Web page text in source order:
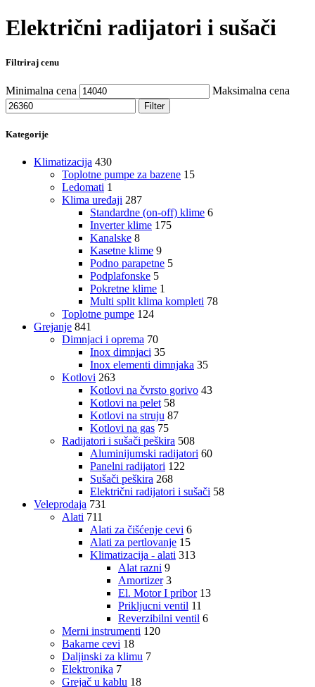
Električni radijatori i sušači
Filtriraj cenu
Minimalna cena Maksimalna cena
Filter
Kategorije
Klimatizacija 430
Toplotne pumpe za bazene 15
Ledomati 1
Klima uređaji 287
Standardne (on-off) klime 6
Inverter klime 175
Kanalske 8
Kasetne klime 9
Podno parapetne 5
Podplafonske 5
Pokretne klime 1
Multi split klima kompleti 78
Toplotne pumpe 124
Grejanje 841
Dimnjaci i oprema 70
Inox dimnjaci 35
Inox elementi dimnjaka 35
Kotlovi 263
Kotlovi na čvrsto gorivo 43
Kotlovi na pelet 58
Kotlovi na struju 87
Kotlovi na gas 75
Radijatori i sušači peškira 508
Aluminijumski radijatori 60
Panelni radijatori 122
Sušači peškira 268
Električni radijatori i sušači 58
Veleprodaja 731
Alati 711
Alati za čišćenje cevi 6
Alati za pertlovanje 15
Klimatizacija - alati 313
Alat razni 9
Amortizer 3
El. Motor I pribor 13
Prikljucni ventil 11
Reverzibilni ventil 6
Merni instrumenti 120
Bakarne cevi 18
Daljinski za klimu 7
Elektronika 7
Grejač u kablu 18